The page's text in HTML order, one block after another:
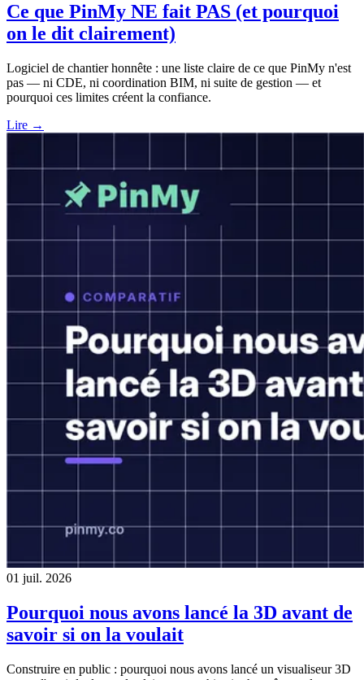
Ce que PinMy NE fait PAS (et pourquoi
on le dit clairement)
Logiciel de chantier honnête : une liste claire de ce que PinMy n'est
pas — ni CDE, ni coordination BIM, ni suite de gestion — et
pourquoi ces limites créent la confiance.
Lire →
01 juil. 2026
Pourquoi nous avons lancé la 3D avant de
savoir si on la voulait
Construire en public : pourquoi nous avons lancé un visualiseur 3D